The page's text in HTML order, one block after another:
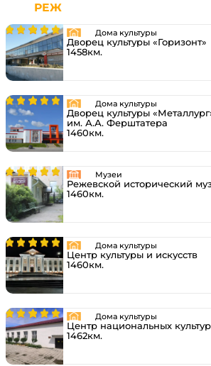
РЕЖ
Дома культуры
Дворец культуры «Горизонт»
1458км.
Дома культуры
Дворец культуры
им. А.А. Ферштатера
1460км.
Музеи
Режевской исторический
1460км.
Дома культуры
Центр культуры и искусств
1460км.
Дома культуры
Центр национальных
1462км.